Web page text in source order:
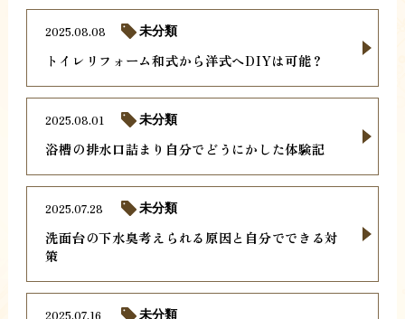
トイレリフォーム和式から洋式へDIYは可能？
2025.08.08 未分類
浴槽の排水口詰まり自分でどうにかした体験記
2025.08.01 未分類
洗面台の下水臭考えられる原因と自分でできる対
策
2025.07.28 未分類
2025.07.16 未分類